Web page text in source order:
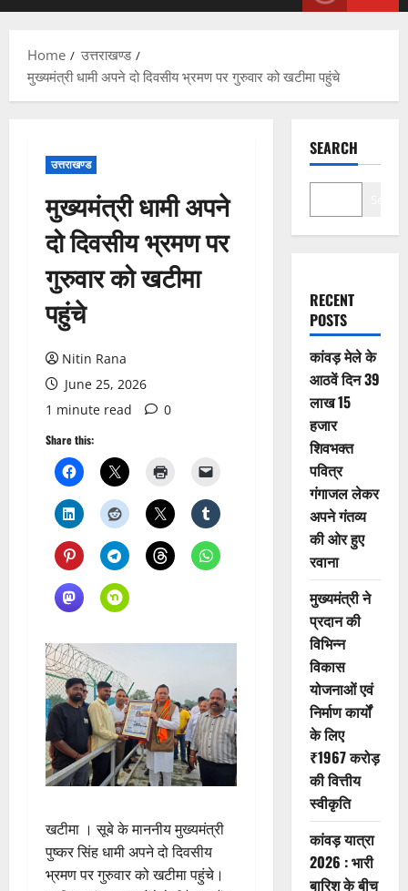
Home
उत्तराखण्ड
मुख्यमंत्री धामी अपने दो दिवसीय भ्रमण पर गुरुवार को खटीमा पहुंचे
उत्तराखण्ड
मुख्यमंत्री धामी अपने
दो दिवसीय भ्रमण पर
गुरुवार को खटीमा
पहुंचे
Nitin Rana
June 25, 2026
1 minute read
0
Share this:
खटीमा । सूबे के माननीय मुख्यमंत्री
पुष्कर सिंह धामी अपने दो दिवसीय
भ्रमण पर गुरुवार को खटीमा पहुंचे।
SEARCH
RECENT
POSTS
कांवड़ मेले के
आठवें दिन 39
लाख 15
हजार
शिवभक्त
पवित्र
गंगाजल लेकर
अपने गंतव्य
की ओर हुए
रवाना
मुख्यमंत्री ने
प्रदान की
विभिन्न
विकास
योजनाओं एवं
निर्माण कार्यों
के लिए
₹1967 करोड़
की वित्तीय
स्वीकृति
कांवड़ यात्रा
2026 : भारी
बारिश के बीच